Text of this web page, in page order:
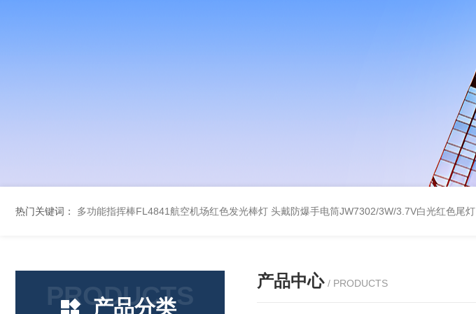
热门关键词： 多功能指挥棒FL4841航空机场红色发光棒灯 头戴防爆手电筒JW7302/3W/3.7V白光红色尾灯
PRODUCTS
产品分类
产品中心 / PRODUCTS